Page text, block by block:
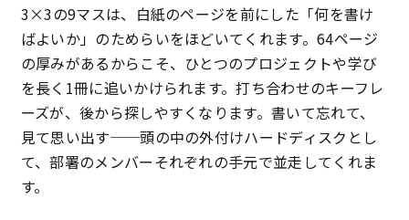
3×3の9マスは、白紙のページを前にした「何を書け
ばよいか」のためらいをほどいてくれます。64ページ
の厚みがあるからこそ、ひとつのプロジェクトや学び
を長く1冊に追いかけられます。打ち合わせのキーフレ
ーズが、後から探しやすくなります。書いて忘れて、
見て思い出す──頭の中の外付けハードディスクとし
て、部署のメンバーそれぞれの手元で並走してくれま
す。